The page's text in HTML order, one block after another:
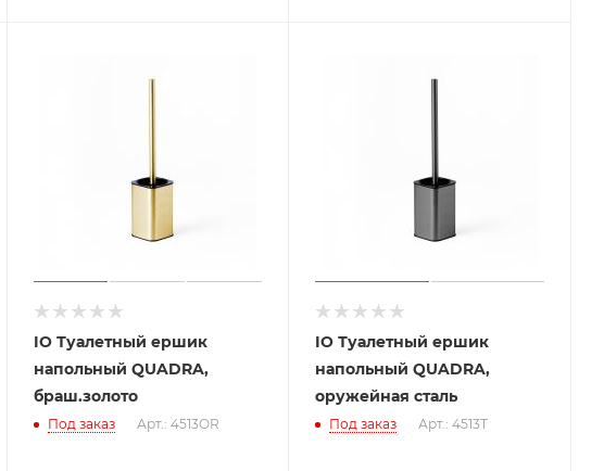
IO Туалетный ершик
напольный QUADRA,
браш.золото
Под заказ Арт.: 4513OR
IO Туалетный ершик
напольный QUADRA,
оружейная сталь
Под заказ Арт.: 4513T